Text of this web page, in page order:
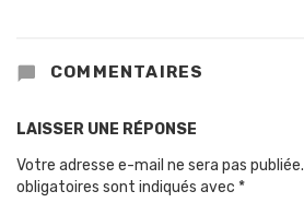
COMMENTAIRES
LAISSER UNE RÉPONSE
Votre adresse e-mail ne sera pas publiée.
obligatoires sont indiqués avec *